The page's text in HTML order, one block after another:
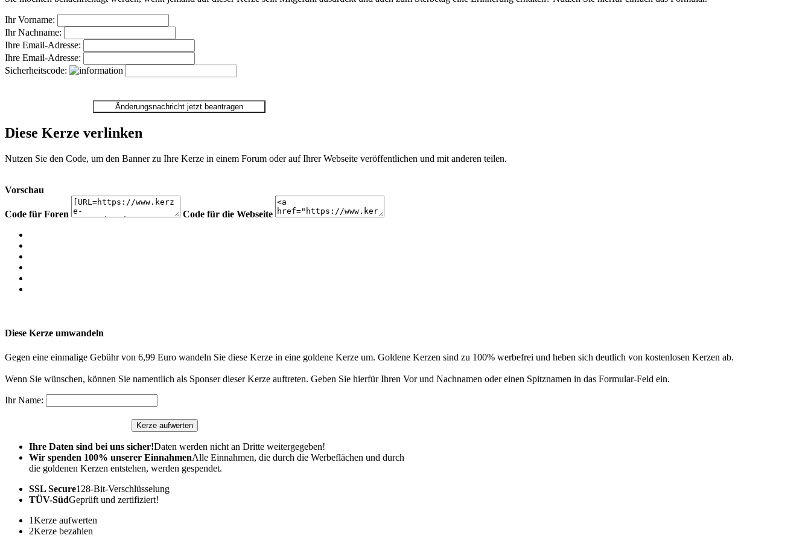
Ihr Vorname:
Ihr Nachname:
Ihre Email-Adresse:
Ihre Email-Adresse:
Sicherheitscode:
Diese Kerze verlinken
Nutzen Sie den Code, um den Banner zu Ihre Kerze in einem Forum oder auf Ihrer Webseite veröffentlichen und mit anderen teilen.
Vorschau
Code für Foren Code für die Webseite
Diese Kerze umwandeln
Gegen eine einmalige Gebühr von 6,99 Euro wandeln Sie diese Kerze in eine goldene Kerze um. Goldene Kerzen sind zu 100% werbefrei und heben sich deutlich von kostenlosen Kerzen ab.
Wenn Sie wünschen, können Sie namentlich als Sponser dieser Kerze auftreten. Geben Sie hierfür Ihren Vor und Nachnamen oder einen Spitznamen in das Formular-Feld ein.
Ihr Name:
Ihre Daten sind bei uns sicher!Daten werden nicht an Dritte weitergegeben!
Wir spenden 100% unserer EinnahmenAlle Einnahmen, die durch die Werbeflächen und durch
die goldenen Kerzen entstehen, werden gespendet.
SSL Secure128-Bit-Verschlüsselung
TÜV-SüdGeprüft und zertifiziert!
1Kerze aufwerten
2Kerze bezahlen